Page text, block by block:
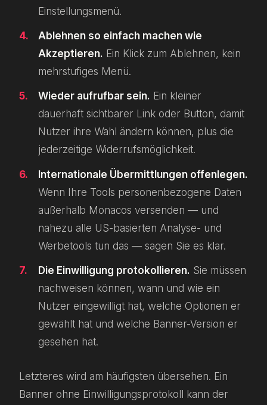
Einstellungsmenü.
Ablehnen so einfach machen wie
Akzeptieren. Ein Klick zum Ablehnen, kein
mehrstufiges Menü.
Wieder aufrufbar sein. Ein kleiner
dauerhaft sichtbarer Link oder Button, damit
Nutzer ihre Wahl ändern können, plus die
jederzeitige Widerrufsmöglichkeit.
Internationale Übermittlungen offenlegen.
Wenn Ihre Tools personenbezogene Daten
außerhalb Monacos versenden — und
nahezu alle US-basierten Analyse- und
Werbetools tun das — sagen Sie es klar.
Die Einwilligung protokollieren. Sie müssen
nachweisen können, wann und wie ein
Nutzer eingewilligt hat, welche Optionen er
gewählt hat und welche Banner-Version er
gesehen hat.
Letzteres wird am häufigsten übersehen. Ein
Banner ohne Einwilligungsprotokoll kann der